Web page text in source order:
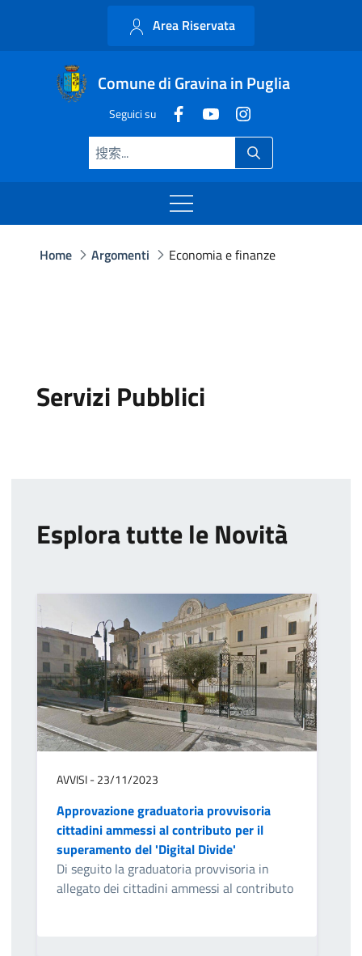
Area Riservata
Comune di Gravina in Puglia
Seguici su
Home Argomenti Economia e finanze
Servizi Pubblici
Esplora tutte le Novità
AVVISI - 23/11/2023
Approvazione graduatoria provvisoria
cittadini ammessi al contributo per il
superamento del 'Digital Divide'
Di seguito la graduatoria provvisoria in
allegato dei cittadini ammessi al contributo